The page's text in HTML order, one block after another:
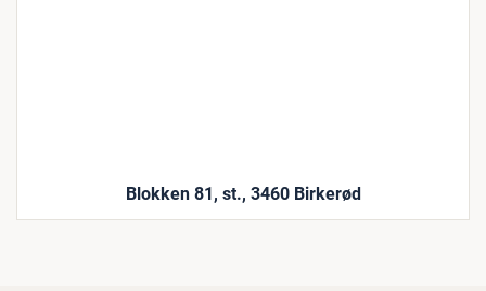
Blokken 81, st., 3460 Birkerød